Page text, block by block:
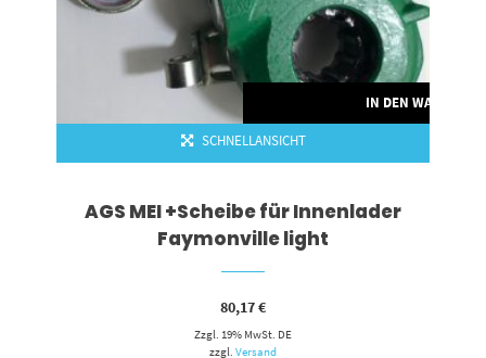
IN DEN
SCHNELLANSICHT
AGS MEI +Scheibe für Innenlader
Faymonville light
80,17€
Zzgl. 19% MwSt. DE
zzgl.Versand